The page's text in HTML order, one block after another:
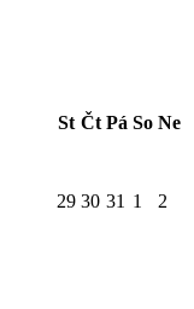
St Čt Pá So Ne
29 30 31 1 2